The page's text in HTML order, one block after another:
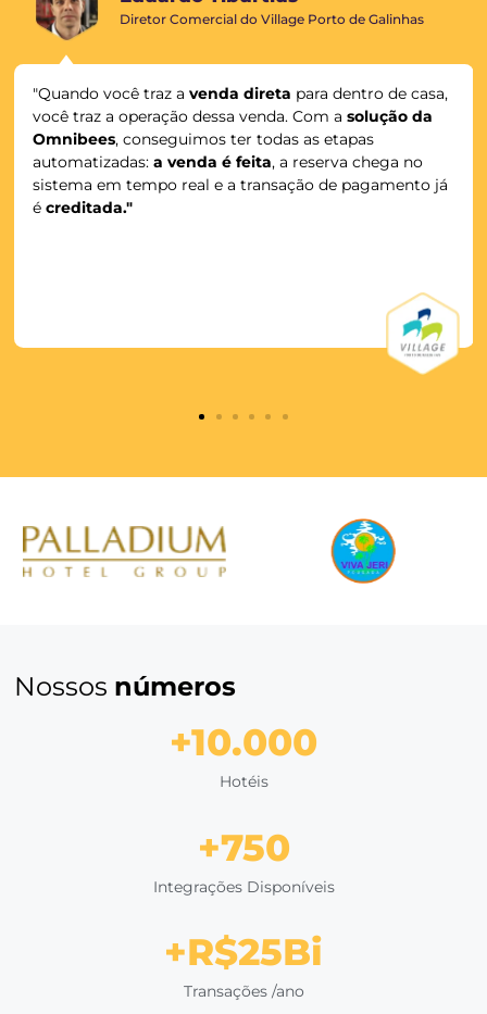
Automatize seus
transforme reservas em
Clientes que confiam em nós
Eduardo Tiburtius
Diretor Comercial do Village Porto de